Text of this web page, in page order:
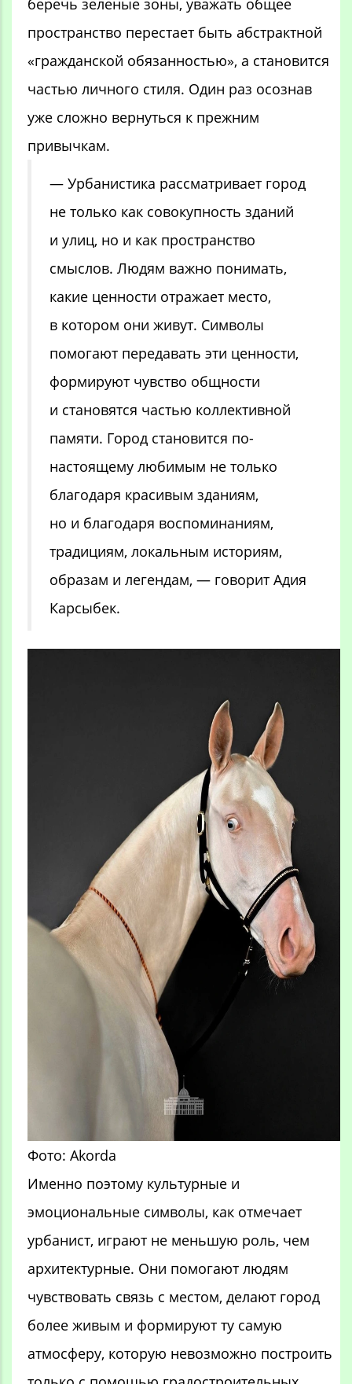
беречь зеленые зоны, уважать общее
пространство перестает быть абстрактной
«гражданской обязанностью», а становится
частью личного стиля. Один раз осознав
уже сложно вернуться к прежним
привычкам.
— Урбанистика рассматривает город
не только как совокупность зданий
и улиц, но и как пространство
смыслов. Людям важно понимать,
какие ценности отражает место,
в котором они живут. Символы
помогают передавать эти ценности,
формируют чувство общности
и становятся частью коллективной
памяти. Город становится по-
настоящему любимым не только
благодаря красивым зданиям,
но и благодаря воспоминаниям,
традициям, локальным историям,
образам и легендам, — говорит Адия
Карсыбек.
Фото: Akorda
Именно поэтому культурные и
эмоциональные символы, как отмечает
урбанист, играют не меньшую роль, чем
архитектурные. Они помогают людям
чувствовать связь с местом, делают город
более живым и формируют ту самую
атмосферу, которую невозможно построить